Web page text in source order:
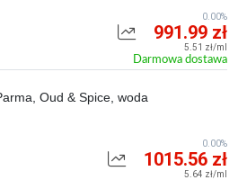
991.99 zł
5.51 zł/ml
Darmowa dostawa
0.00%
Oud & Spice, woda
1015.56 zł
5.64 zł/ml
0.00%